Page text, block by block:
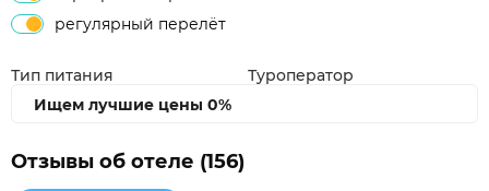
регулярный перелёт
Тип питания
Туроператор
Ищем лучшие цены 0%
Отзывы об отеле (156)